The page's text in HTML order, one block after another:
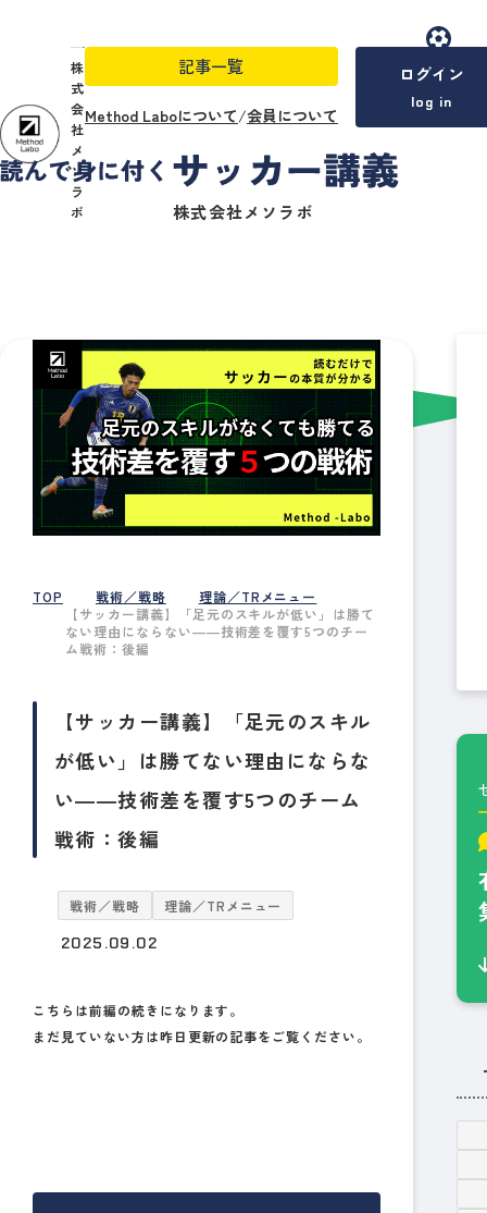
株
式
会
社
メ
ソ
ラ
ボ
記事一覧
Method Laboについて/会員について
ログイン
log in
株式会社メソラボ
menu
TOP 戦術／戦略
理論／TRメニュー
【サッカー講義】「足元のスキルが低い」は勝て
ない理由にならない――技術差を覆す5つのチー
ム戦術：後編
【サッカー講義】「足元のスキル
が低い」は勝てない理由にならな
い――技術差を覆す5つのチーム
戦術：後編
戦術／戦略 理論／TRメニュー
2025.09.02
こちらは前編の続きになります。
まだ見ていない方は昨日更新の記事をご覧ください。